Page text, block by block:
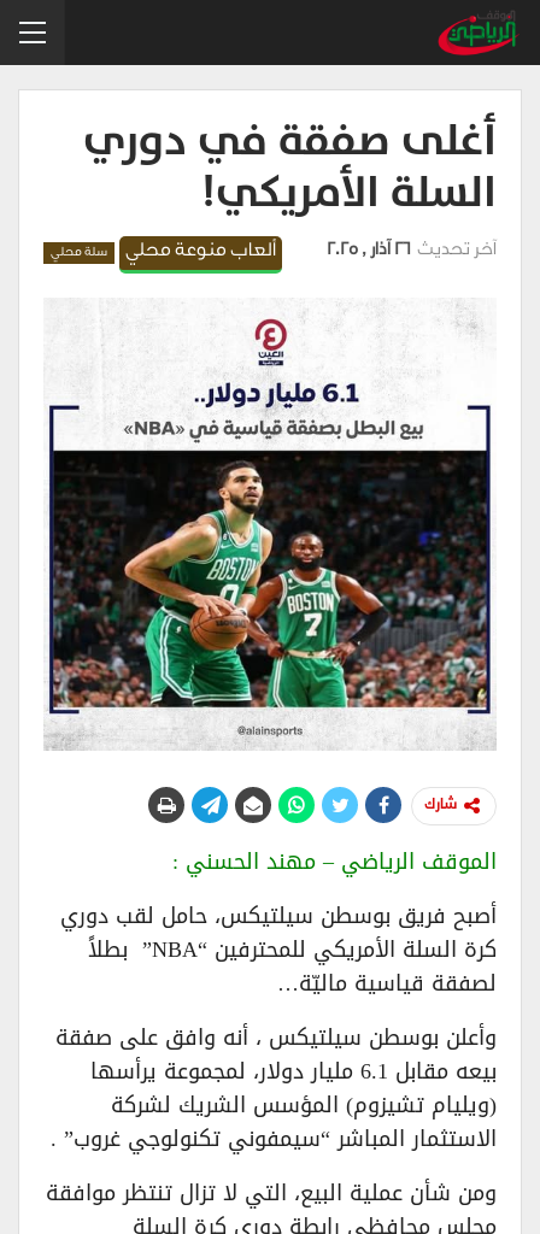
أغلى صفقة في دوري
السلة الأمريكي!
ألعاب منوعة محلي سلة محلي آخر تحديث26 آذار , 2025
شارك
الموقف الرياضي – مهند الحسني :
أصبح فريق بوسطن سيلتيكس، حامل لقب دوري
كرة السلة الأمريكي للمحترفين “NBA” بطلاً
لصفقة قياسية ماليّة…
وأعلن بوسطن سيلتيكس ، أنه وافق على صفقة
بيعه مقابل 6.1 مليار دولار، لمجموعة يرأسها
(ويليام تشيزوم) المؤسس الشريك لشركة
الاستثمار المباشر “سيمفوني تكنولوجي غروب” .
ومن شأن عملية البيع، التي لا تزال تنتظر موافقة